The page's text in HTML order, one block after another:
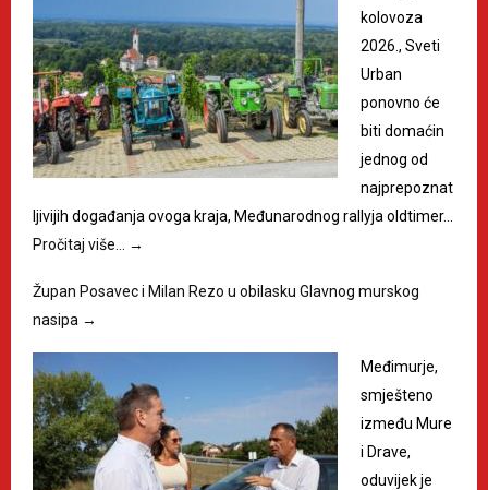
kolovoza
2026., Sveti
Urban
ponovno će
biti domaćin
jednog od
najprepoznat
ljivijih događanja ovoga kraja, Međunarodnog rallyja oldtimer…
Pročitaj više…
→
Župan Posavec i Milan Rezo u obilasku Glavnog murskog
nasipa →
Međimurje,
smješteno
između Mure
i Drave,
oduvijek je